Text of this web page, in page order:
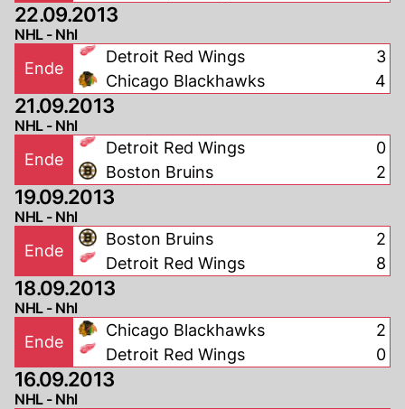
22.09.2013
NHL - Nhl
Ende
Detroit Red Wings
Chicago Blackhawks
3
4
21.09.2013
NHL - Nhl
Ende
Detroit Red Wings
Boston Bruins
0
2
19.09.2013
NHL - Nhl
Ende
Boston Bruins
Detroit Red Wings
2
8
18.09.2013
NHL - Nhl
Ende
Chicago Blackhawks
Detroit Red Wings
2
0
16.09.2013
NHL - Nhl